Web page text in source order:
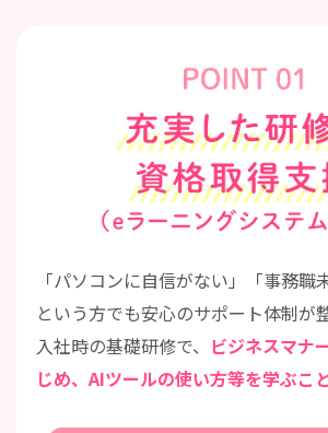
「パソコンに自信がない」「事務職
という方でも安心のサポート体制が
入社時の基礎研修で、 ビジネスマナ
じめ、AIツールの使い方等を学ぶこ